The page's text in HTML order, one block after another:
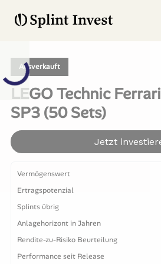
Ausverkauft
LEGO Technic
SP3 (50 Sets)
Jetzt
Vermögenswert
Ertragspotenzial
Splints übrig
Anlagehorizont in Jahren
Rendite-zu-Risiko Beurteilung
Performance seit Release